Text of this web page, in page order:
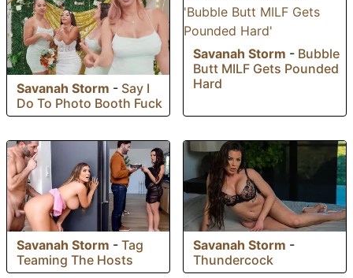
Savanah Storm - Say I
Do To Photo Booth Fuck
Savanah Storm - Bubble
Butt MILF Gets Pounded
Hard
Savanah Storm - Tag
Teaming The Hosts
Savanah Storm -
Thundercock